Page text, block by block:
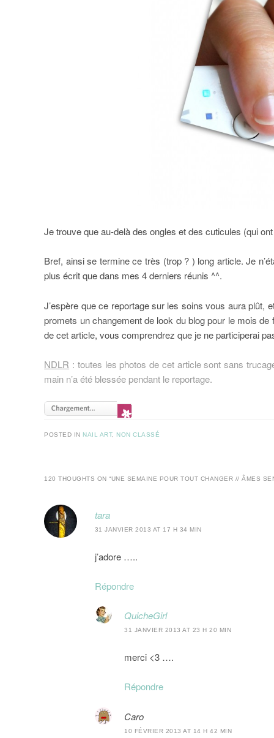
Je trouve que au-delà des ongles et des cuticules (qui
Bref, ainsi se termine ce très (trop ? ) long article. Je
plus écrit que dans mes 4 derniers réunis ^^.
J’espère que ce reportage sur les soins vous aura plût,
promets un changement de look du blog pour le mois
de cet article, vous comprendrez que je ne participerai
NDLR : toutes les photos de cet article sont sans
main n’a été blessée pendant le reportage.
POSTED IN NAIL ART, NON CLASSÉ
120 THOUGHTS ON “UNE SEMAINE POUR TOUT CHANGER // ÂMES
tara
31 JANVIER 2013 AT 17 H 34 MIN
j’adore …..
Répondre
QuicheGirl
31 JANVIER 2013 AT 23 H 20 MIN
merci <3 ….
Répondre
Caro
10 FÉVRIER 2013 AT 14 H 42 MIN